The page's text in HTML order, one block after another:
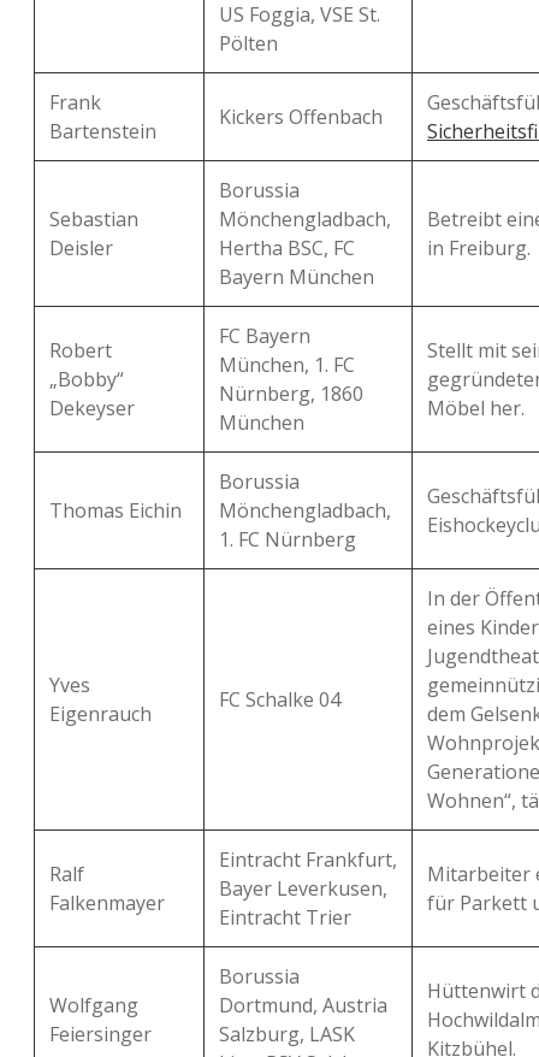
US Foggia, VSE St.
Pölten
Frank
Bartenstein
Kickers Offenbach
Sebastian
Deisler
Borussia
Mönchengladbach,
Hertha BSC, FC
Bayern München
Betreibt
in Freiburg.
Robert
„Bobby“
Dekeyser
FC Bayern
München, 1. FC
Nürnberg, 1860
München
Stellt mit
Möbel her.
Thomas Eichin
Borussia
Mönchengladbach,
1. FC Nürnberg
Yves
Eigenrauch
FC Schalke 04
In der
eines
dem
Wohnen“,
Ralf
Falkenmayer
Eintracht Frankfurt,
Bayer Leverkusen,
Eintracht Trier
Mitarbeiter
für Parkett
Wolfgang
Feiersinger
Borussia
Dortmund, Austria
Salzburg, LASK
Hüttenwirt
Kitzbühel.